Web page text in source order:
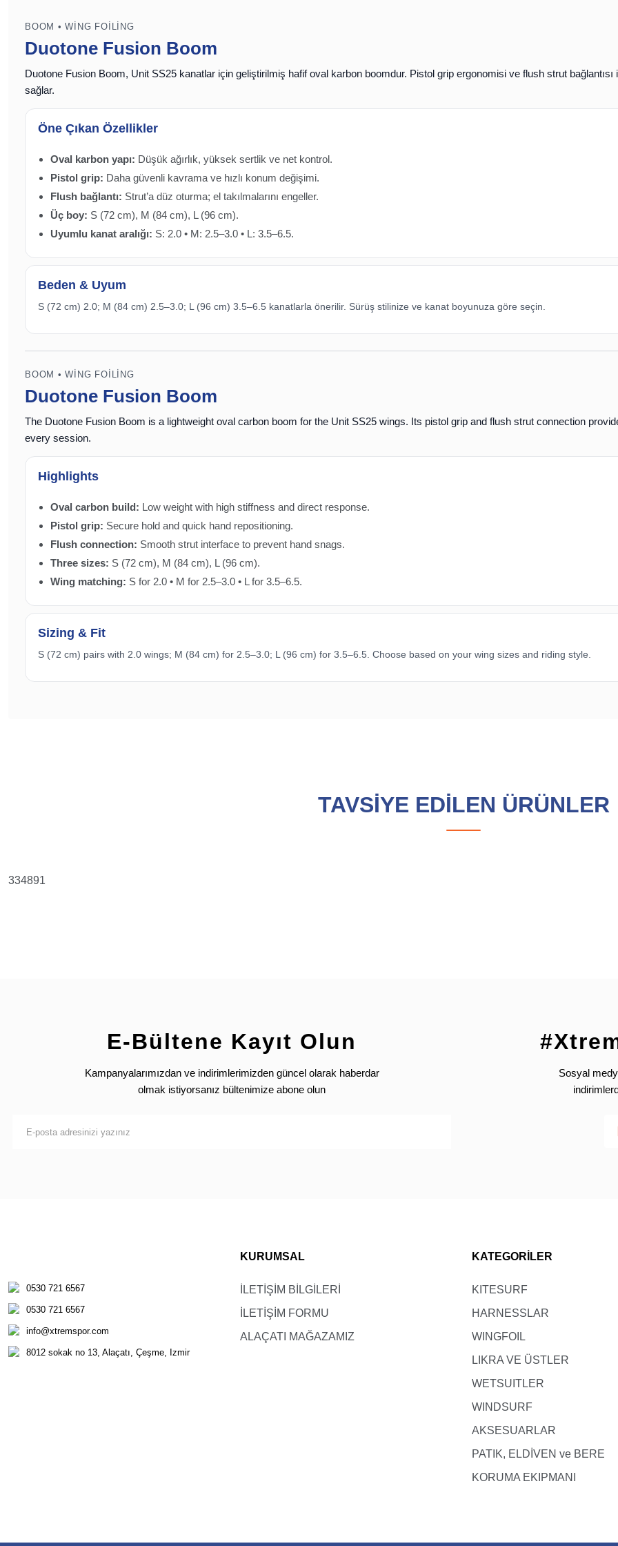
BOOM • WING FOILING
Duotone Fusion Boom
Duotone Fusion Boom, Unit SS25 kanatlar için geliştirilmiş hafifoval karbon boomdur. Pistol grip ergonomisi ve flush strut bağlantısı
sağlar.
Öne Çıkan Özellikler
Oval karbon yapı: Düşük ağırlık, yüksek sertlik ve net kontrol.
Pistol grip: Daha güvenli kavrama ve hızlı konum değişimi.
Flush bağlantı: Strut’a düz oturma; el takılmalarını engeller.
Üç boy: S (72 cm), M (84 cm), L (96 cm).
Uyumlu kanat aralığı: S: 2.0 • M: 2.5–3.0 • L: 3.5–6.5.
Beden & Uyum
S (72 cm) 2.0; M (84 cm) 2.5–3.0; L (96 cm) 3.5–6.5 kanatlarla önerilir. Sürüş stilinize ve kanat boyunuza göre seçin.
BOOM • WING FOILING
Duotone Fusion Boom
The Duotone Fusion Boom is a lightweight oval carbon boom for the Unit SS25 wings. Its pistol grip and flush strut connection
every session.
Highlights
Oval carbon build: Low weight with high stiffness and direct response.
Pistol grip: Secure hold and quick hand repositioning.
Flush connection: Smooth strut interface to prevent hand snags.
Three sizes: S (72 cm), M (84 cm), L (96 cm).
Wing matching: S for 2.0 • M for 2.5–3.0 • L for 3.5–6.5.
Sizing & Fit
S (72 cm) pairs with 2.0 wings; M (84 cm) for 2.5–3.0; L (96 cm) for 3.5–6.5. Choose based on your wing sizes and riding style.
TAVSİYE EDİLEN ÜRÜNLER
334891
E-Bültene Kayıt Olun
Kampanyalarımızdan ve indirimlerimizden güncel olarak haberdar
olmak istiyorsanız bültenimize abone olun
Sosyal
0530 721 6567
0530 721 6567
info@xtremspor.com
8012 sokak no 13, Alaçatı, Çeşme, Izmir
KURUMSAL
İLETİŞİM BİLGİLERİ
İLETİŞİM FORMU
ALAÇATI MAĞAZAMIZ
KATEGORİLER
KITESURF
HARNESSLAR
WINGFOIL
LIKRA VE ÜSTLER
WETSUITLER
WINDSURF
AKSESUARLAR
PATIK, ELDİVEN ve BERE
KORUMA EKIPMANI